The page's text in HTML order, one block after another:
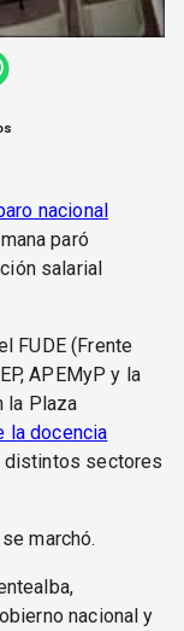
nacional
paró
salarial
FUDE (Frente
APEMyP y la
la Plaza
la docencia
distintos sectores
marchó.
nacional y